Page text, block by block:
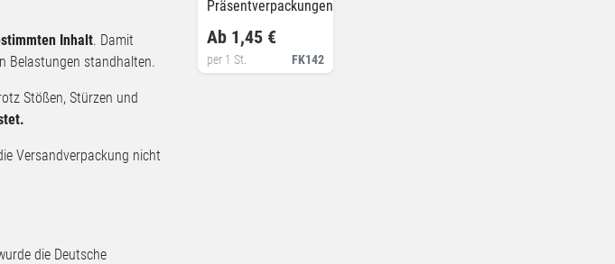
Inhalt. Damit
Belastungen standhalten.
Stößen, Stürzen und
Versandverpackung nicht
die Deutsche
Präsentverpackungen
FK142
Ab 1,45 €
per 1 St.